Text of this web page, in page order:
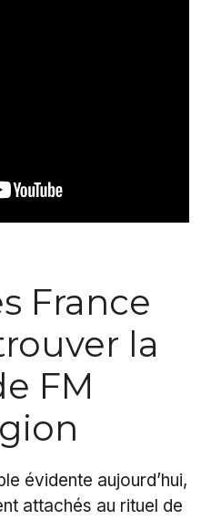
France
la
FM
évidente aujourd’hui,
attachés au rituel de